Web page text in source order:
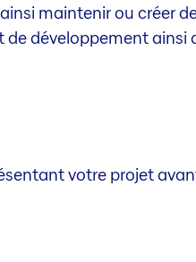
maintenir ou créer
de développement ainsi
votre projet